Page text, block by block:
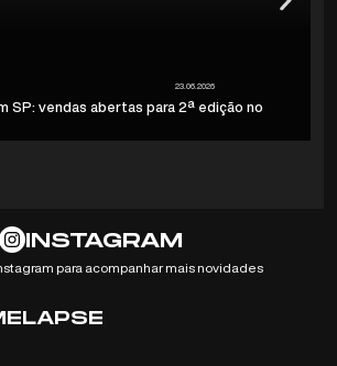
23.06.2026
SP: vendas abertas para 2ª edição no
INSTAGRAM
para acompanhar mais novidades